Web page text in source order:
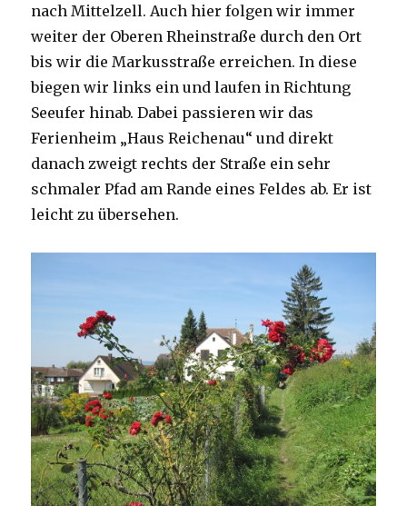
nach Mittelzell. Auch hier folgen wir immer
weiter der Oberen Rheinstraße durch den Ort
bis wir die Markusstraße erreichen. In diese
biegen wir links ein und laufen in Richtung
Seeufer hinab. Dabei passieren wir das
Ferienheim „Haus Reichenau“ und direkt
danach zweigt rechts der Straße ein sehr
schmaler Pfad am Rande eines Feldes ab. Er ist
leicht zu übersehen.